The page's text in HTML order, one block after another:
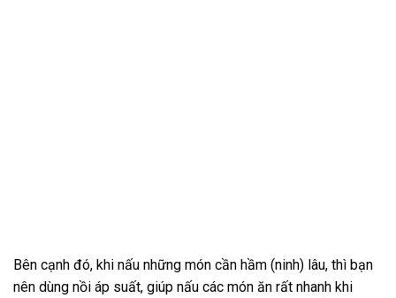
Bên cạnh đó, khi nấu những món cần hầm (ninh) lâu, thì bạn
nên dùng nồi áp suất, giúp nấu các món ăn rất nhanh khi